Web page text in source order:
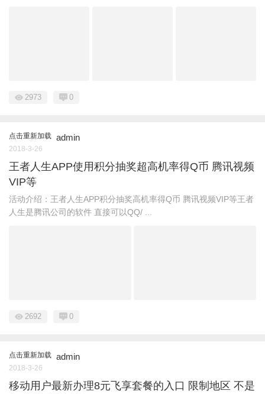
2973 0
点击重新加载 admin
2018-3-26
王者人生APP使用积分抽奖超高机率得Q币 腾讯视频
VIP等
活动介绍：王者人生APP积分抽奖高机率得Q币 腾讯视频VIP等王者
人生是腾讯公司的软件 直接可以QQ/ ...
2692 0
点击重新加载 admin
2018-3-26
移动用户最新办理8元飞享套餐的入口 限制地区 不是